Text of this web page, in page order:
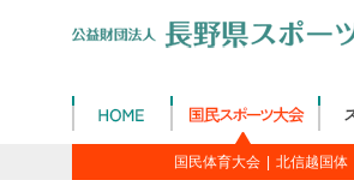
国民体育大会 北信越国体